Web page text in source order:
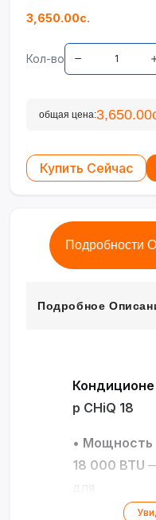
3,650.00с.
Кол-во
общая цена:
Купить Сейчас
Подробности
Подробное
Кондиционе
р CHiQ 18
• Мощность
18 000 BTU
помещений